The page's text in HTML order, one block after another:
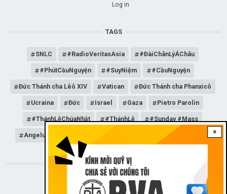
×
Log in
TAGS
SNLC #RadioVeritasAsia #ĐàiChânLýÁChâu
#PhútCầuNguyện #SuyNiệm #CầuNguyện
Đức Thánh cha Lêô XIV Vatican Đức Thánh cha Phanxicô
Ucraina Đức Israel Gaza Pietro Parolin
#ThánhLễChúaNhật #ThánhLễ #Sunday #Mass
Angelus Đức Giáo hoàng Lêô XIV General Audience
STAY CONNECTED WITH US!